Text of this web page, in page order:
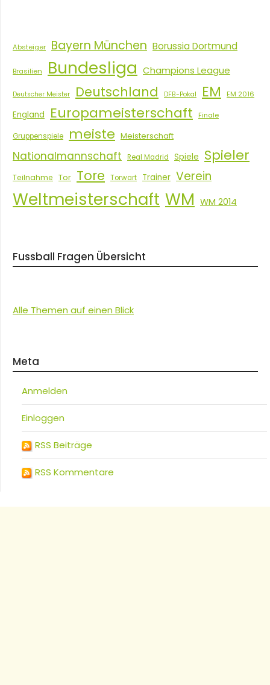
Absteiger Bayern München Borussia Dortmund
Brasilien Bundesliga Champions League
Deutscher Meister Deutschland DFB-Pokal EM EM 2016
England Europameisterschaft Finale
Gruppenspiele meiste Meisterschaft
Nationalmannschaft Real Madrid Spiele Spieler
Teilnahme Tor Tore Torwart Trainer Verein
Weltmeisterschaft WM WM 2014
Fussball Fragen Übersicht
Alle Themen auf einen Blick
Meta
Anmelden
Einloggen
RSS Beiträge
RSS Kommentare